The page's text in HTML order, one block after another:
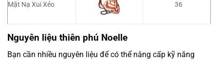
Mặt Nạ Xui Xẻo 36
Nguyên liệu thiên phú Noelle
Bạn cần nhiều nguyên liệu để có thể nâng cấp kỹ năng